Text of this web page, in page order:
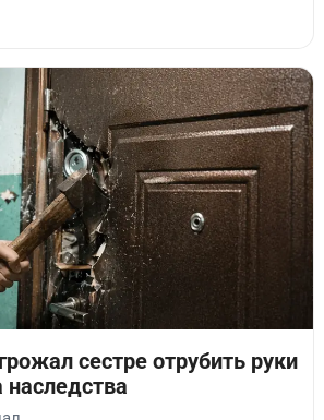
сестре отрубить руки